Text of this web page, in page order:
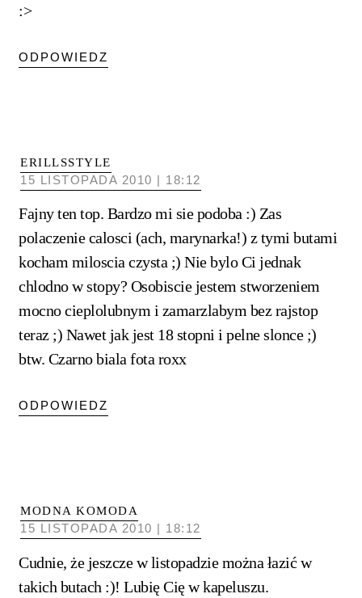
:>
ODPOWIEDZ
ERILLSSTYLE
15 LISTOPADA 2010 | 18:12
Fajny ten top. Bardzo mi sie podoba :) Zas
polaczenie calosci (ach, marynarka!) z tymi butami
kocham miloscia czysta ;) Nie bylo Ci jednak
chlodno w stopy? Osobiscie jestem stworzeniem
mocno cieplolubnym i zamarzlabym bez rajstop
teraz ;) Nawet jak jest 18 stopni i pelne slonce ;)
btw. Czarno biala fota roxx
ODPOWIEDZ
MODNA KOMODA
15 LISTOPADA 2010 | 18:12
Cudnie, że jeszcze w listopadzie można łazić w
takich butach :)! Lubię Cię w kapeluszu.